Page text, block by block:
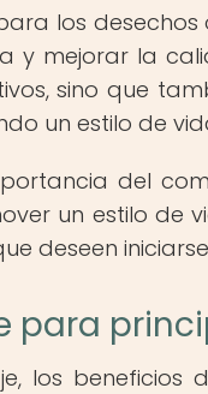
los
y mejorar la
sino que
un estilo de
del
un estilo de
deseen
para
los